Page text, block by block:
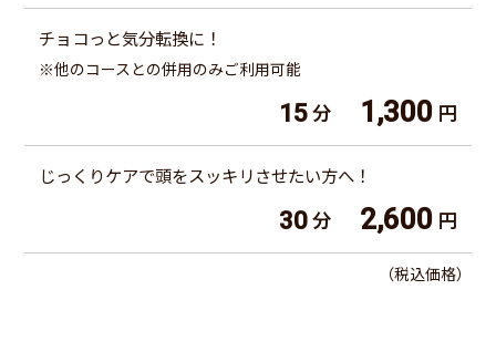
チョコっと気分転換に！
※他のコースとの併用のみご利用可能
15 分 1,300 円
じっくりケアで頭をスッキリさせたい方へ！
30 分 2,600 円
（税込価格）